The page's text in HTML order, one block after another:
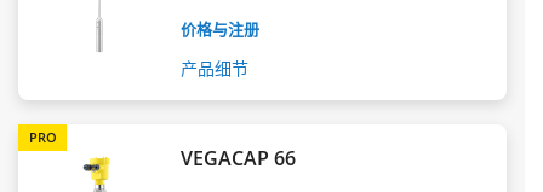
价格与注册
产品细节
PRO
VEGACAP 66